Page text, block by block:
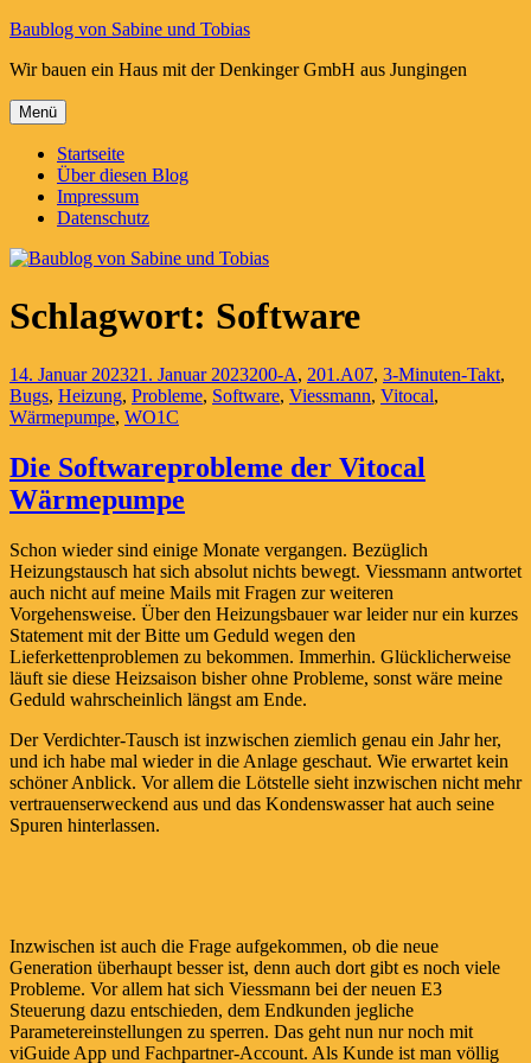
Zum
springen
Baublog von Sabine und Tobias
Wir bauen ein Haus mit der Denkinger GmbH aus Jungingen
Menü
Startseite
Über diesen Blog
Impressum
Datenschutz
Schlagwort: Software
Veröffentlicht
am
14. Januar 202321. Januar 2023Schlagwörter
200-A, 201.A07, 3-Minuten-Takt,
Bugs, Heizung, Probleme, Software, Viessmann, Vitocal,
Wärmepumpe, WO1C
Die Softwareprobleme der Vitocal
Wärmepumpe
Schon wieder sind einige Monate vergangen. Bezüglich
Heizungstausch hat sich absolut nichts bewegt. Viessmann antwortet
auch nicht auf meine Mails mit Fragen zur weiteren
Vorgehensweise. Über den Heizungsbauer war leider nur ein kurzes
Statement mit der Bitte um Geduld wegen den
Lieferkettenproblemen zu bekommen. Immerhin. Glücklicherweise
läuft sie diese Heizsaison bisher ohne Probleme, sonst wäre meine
Geduld wahrscheinlich längst am Ende.
Der Verdichter-Tausch ist inzwischen ziemlich genau ein Jahr her,
und ich habe mal wieder in die Anlage geschaut. Wie erwartet kein
schöner Anblick. Vor allem die Lötstelle sieht inzwischen nicht mehr
vertrauenserweckend aus und das Kondenswasser hat auch seine
Spuren hinterlassen.
Inzwischen ist auch die Frage aufgekommen, ob die neue
Generation überhaupt besser ist, denn auch dort gibt es noch viele
Probleme. Vor allem hat sich Viessmann bei der neuen E3
Steuerung dazu entschieden, dem Endkunden jegliche
Parametereinstellungen zu sperren. Das geht nun nur noch mit
viGuide App und Fachpartner-Account. Als Kunde ist man völlig